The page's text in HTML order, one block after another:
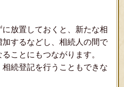
放置しておくと、新たな相
するなどし、相続人の間で
ことにもつながります。
続登記を行うこともできな